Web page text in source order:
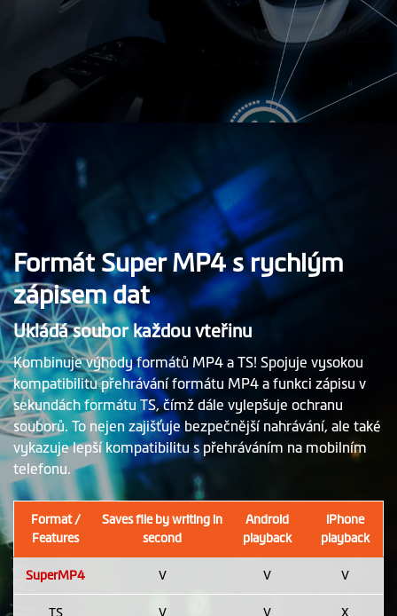
Formát Super MP4 s rychlým
zápisem dat
Ukládá soubor každou vteřinu
Kombinuje výhody formátů MP4 a TS! Spojuje vysokou
kompatibilitu přehrávání formátu MP4 a funkci zápisu v
sekundách formátu TS, čímž dále vylepšuje ochranu
souborů. To nejen zajišťuje bezpečnější nahrávání, ale také
vykazuje lepší kompatibilitu s přehráváním na mobilním
telefonu.
Format /
Features
Saves file by writing in
second
Android
playback
iPhone
playback
SuperMP4 V V V
TS V V X